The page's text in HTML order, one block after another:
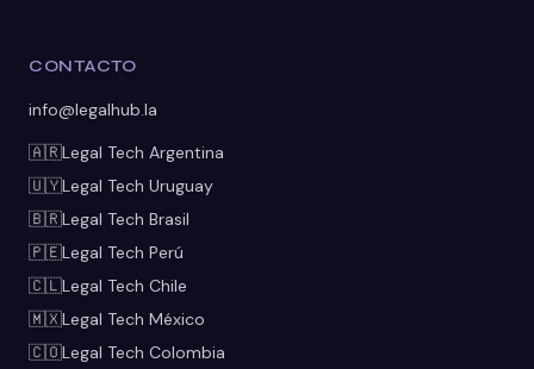
CONTACTO
info@legalhub.la
🇦🇷Legal Tech Argentina
🇺🇾Legal Tech Uruguay
🇧🇷Legal Tech Brasil
🇵🇪Legal Tech Perú
🇨🇱Legal Tech Chile
🇲🇽Legal Tech México
🇨🇴Legal Tech Colombia